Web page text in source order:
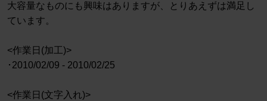
大容量なものにも興味はありますが、とりあえずは満足し
ています。
<作業日(加工)>
･2010/02/09 - 2010/02/25
<作業日(文字入れ)>